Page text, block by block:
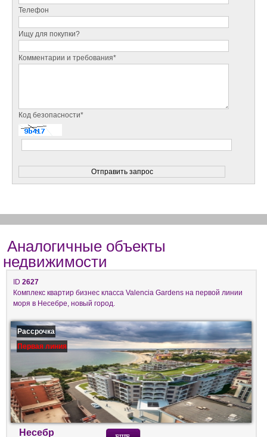
Телефон
Ищу для покупки?
Комментарии и требования*
Код безопасности*
Аналогичные объекты
недвижимости
ID 2627
Комплекс квартир бизнес класса Valencia Gardens на первой линии
моря в Несебре, новый город.
Рассрочка
Первая линия
Несебр